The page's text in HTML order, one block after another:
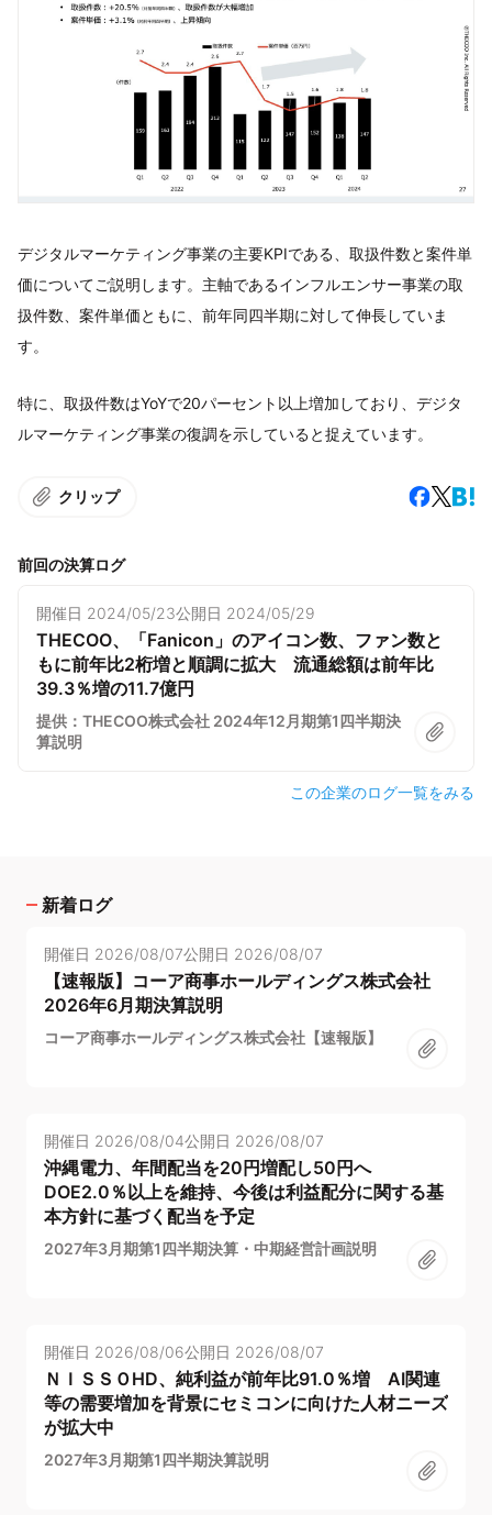
デジタルマーケティング事業の主要KPIである、取扱件数と案件単
価についてご説明します。主軸であるインフルエンサー事業の取
扱件数、案件単価ともに、前年同四半期に対して伸長していま
す。
特に、取扱件数はYoYで20パーセント以上増加しており、デジタ
ルマーケティング事業の復調を示していると捉えています。
クリップ
前回の決算ログ
開催日 2024/05/23公開日 2024/05/29
THECOO、「Fanicon」のアイコン数、ファン数と
もに前年比2桁増と順調に拡大 流通総額は前年比
39.3％増の11.7億円
提供：THECOO株式会社 2024年12月期第1四半期決
算説明
この企業のログ一覧をみる
新着ログ
開催日 2026/08/07公開日 2026/08/07
【速報版】コーア商事ホールディングス株式会社
2026年6月期決算説明
コーア商事ホールディングス株式会社【速報版】
開催日 2026/08/04公開日 2026/08/07
沖縄電力、年間配当を20円増配し50円へ
DOE2.0％以上を維持、今後は利益配分に関する基
本方針に基づく配当を予定
2027年3月期第1四半期決算・中期経営計画説明
開催日 2026/08/06公開日 2026/08/07
ＮＩＳＳＯHD、純利益が前年比91.0％増 AI関連
等の需要増加を背景にセミコンに向けた人材ニーズ
が拡大中
2027年3月期第1四半期決算説明